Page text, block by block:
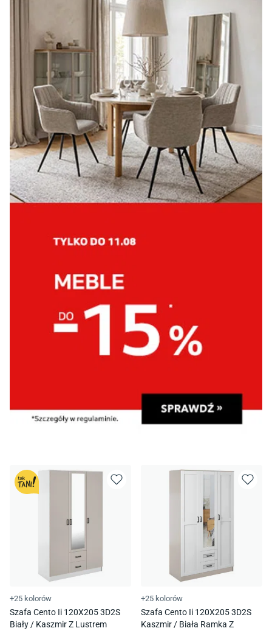
+25 kolorów
Szafa Cento Ii 120X205 3D2S
Biały / Kaszmir Z Lustrem
+25 kolorów
Szafa Cento Ii 120X205 3D2S
Kaszmir / Biała Ramka Z